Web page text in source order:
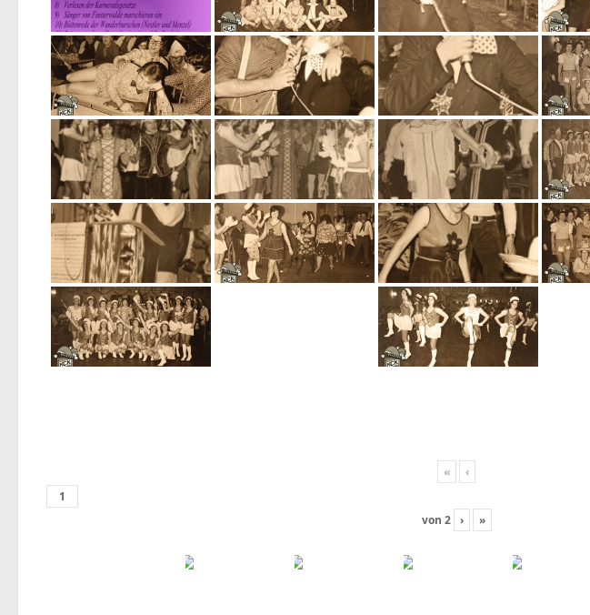
« ‹
von 2 › »